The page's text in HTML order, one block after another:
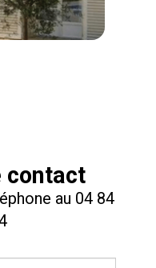
contact
au 04 84